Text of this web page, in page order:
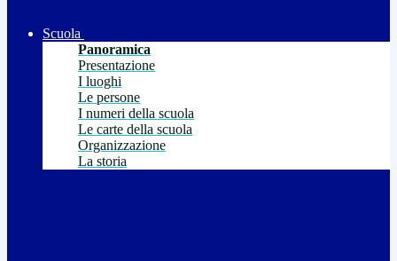
Scuola
Panoramica
Presentazione
I luoghi
Le persone
I numeri della scuola
Le carte della scuola
Organizzazione
La storia